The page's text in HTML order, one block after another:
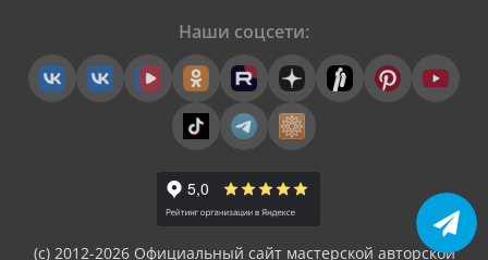
(с) 2012-2026 Официальный сайт мастерской авторской
Наши соцсети: